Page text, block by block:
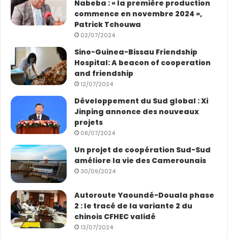
Nabeba : « la première production
commence en novembre 2024 »,
Patrick Tchouwa
02/07/2024
Sino-Guinea-Bissau Friendship
Hospital: A beacon of cooperation
and friendship
12/07/2024
Développement du Sud global : Xi
Jinping annonce des nouveaux
projets
08/07/2024
Un projet de coopération Sud-Sud
améliore la vie des Camerounais
30/09/2024
Autoroute Yaoundé-Douala phase
2 : le tracé de la variante 2 du
chinois CFHEC validé
13/07/2024